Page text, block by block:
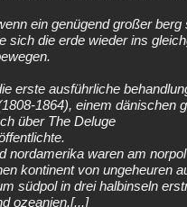
ein genügend großer berg
sich die erde wieder ins
erste ausführliche
1864), einem dänischen
über The Deluge
nordamerika waren am
kontinent von ungeheuren
südpol in drei halbinseln
ozeanien.[...]